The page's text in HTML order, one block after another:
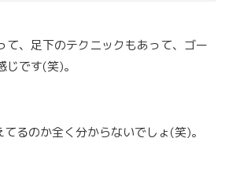
て、足下のテクニックもあって、ゴー
です(笑)。
るのか全く分からないでしょ(笑)。